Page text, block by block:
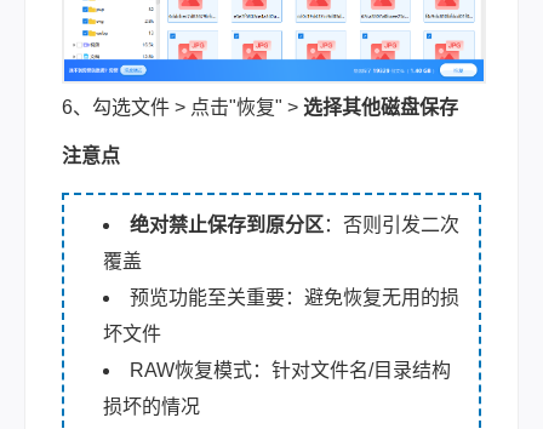
6、勾选文件 > 点击"恢复" > 选择其他磁盘保存
注意点
绝对禁止保存到原分区 ：否则引发二次
覆盖
预览功能至关重要：避免恢复无用的损
坏文件
RAW恢复模式：针对文件名/目录结构
损坏的情况